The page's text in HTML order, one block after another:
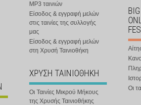
MP3 ταινιών
Είσοδος & εγγραφή μελών
στις ταινίες της συλλογής
μας
Είσοδος & εγγραφή μελών
στη Χρυσή Ταινιοθήκη
ΧΡΥΣΗ ΤΑΙΝΙΟΘΗΚΗ
Οι Ταινίες Μικρού Μήκους
της Χρυσής Ταινιοθήκης
Οι